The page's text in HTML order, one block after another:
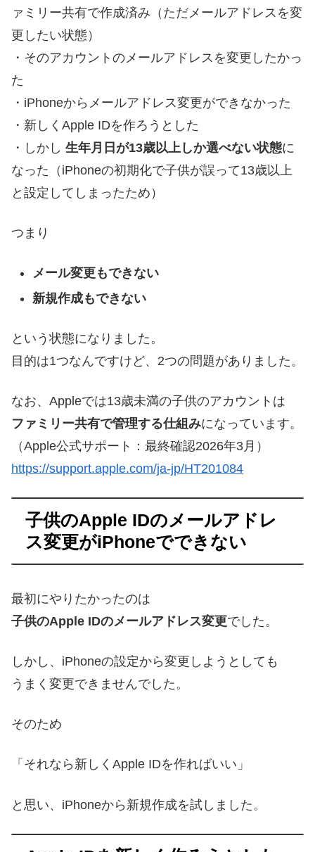
ァミリー共有で作成済み（ただメールアドレスを変
更したい状態）
・そのアカウントのメールアドレスを変更したかっ
た
・iPhoneからメールアドレス変更ができなかった
・新しくApple IDを作ろうとした
・しかし 生年月日が13歳以上しか選べない状態に
なった（iPhoneの初期化で子供が誤って13歳以上
と設定してしまったため）
つまり
メール変更もできない
新規作成もできない
という状態になりました。
目的は1つなんですけど、2つの問題がありました。
なお、Appleでは13歳未満の子供のアカウントは
ファミリー共有で管理する仕組みになっています。
（Apple公式サポート：最終確認2026年3月）
https://support.apple.com/ja-jp/HT201084
子供のApple IDのメールアドレ
ス変更がiPhoneでできない
最初にやりたかったのは
子供のApple IDのメールアドレス変更でした。
しかし、iPhoneの設定から変更しようとしても
うまく変更できませんでした。
そのため
「それなら新しくApple IDを作ればいい」
と思い、iPhoneから新規作成を試しました。